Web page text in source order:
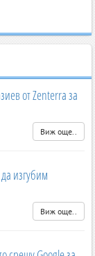
от Zenterra за
Виж още..
изгубим
Виж още..